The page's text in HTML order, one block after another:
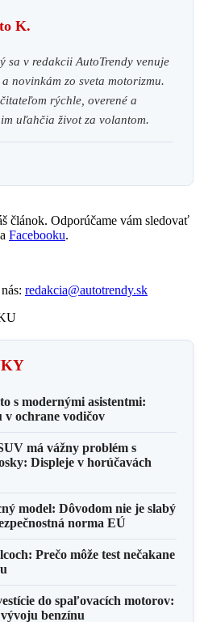
K.
sa v redakcii AutoTrendy venuje
novinkám zo sveta motorizmu.
rýchle, overené a
uľahčia život za volantom.
článok. Odporúčame vám sledovať
Facebooku.
redakcia@autotrendy.sk
s modernými asistentmi:
ochrane vodičov
má vážny problém s
Displeje v horúčavách
model: Dôvodom nie je slabý
norma EÚ
Prečo môže test nečakane
do spaľovacích motorov:
benzínu